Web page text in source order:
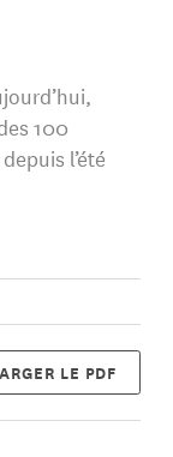
100
l’été
LE PDF